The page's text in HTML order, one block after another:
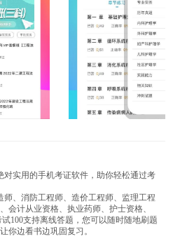
对实用的手机考证软件，助你轻松通过考
师、消防工程师、造价工程师、监理工程
会计从业资格、执业药师、护士资格、
100支持离线答题，您可以随时随地刷题
你边看书边巩固复习。